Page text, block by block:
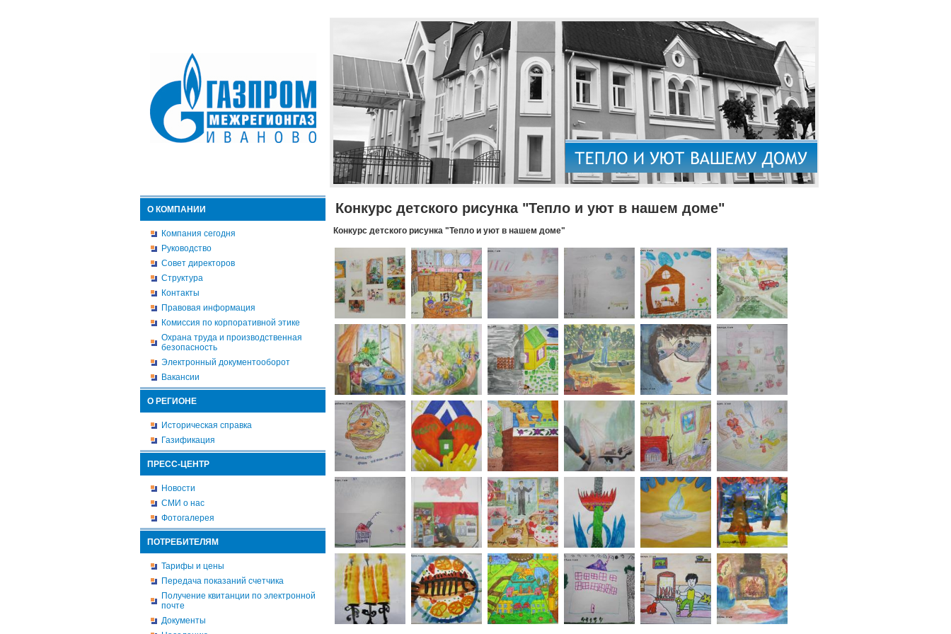
О КОМПАНИИ
Компания сегодня
Руководство
Совет директоров
Структура
Контакты
Правовая информация
Комиссия по корпоративной этике
Охрана труда и производственная
безопасность
Электронный документооборот
Вакансии
О РЕГИОНЕ
Историческая справка
Газификация
ПРЕСС-ЦЕНТР
Новости
СМИ о нас
Фотогалерея
ПОТРЕБИТЕЛЯМ
Тарифы и цены
Передача показаний счетчика
Получение квитанции по электронной
почте
Документы
Конкурс детского рисунка "Тепло и уют в нашем доме"
Конкурс детского рисунка "Тепло и уют в нашем доме"